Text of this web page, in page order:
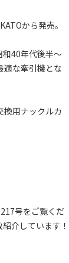
から発売。
40年代後半～
適な牽引機とな
用ナックルカ
号をご覧くだ
介しています！